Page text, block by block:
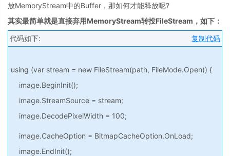
放MemoryStream中的Buffer，那如何才能释放呢?
其实最简单就是直接弃用MemoryStream转投FileStream，如下：
复制代码
代码如下:
using (var stream = new FileStream(path, FileMode.Open)) {
image.BeginInit();
image.StreamSource = stream;
image.DecodePixelWidth = 100;
image.CacheOption = BitmapCacheOption.OnLoad;
image.EndInit();